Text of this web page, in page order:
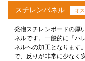
スチレンパネル オ
発砲スチレンボードの厚
ネルです。一般的に『ハ
ネルへの加工となります
で、反りが非常に少なく